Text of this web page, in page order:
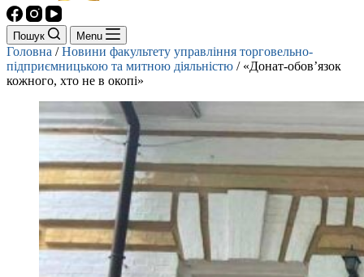
Пошук Menu
Головна /Новини факультету управління торговельно-
підприємницькою та митною діяльністю / «Донат-обов’язок
кожного, хто не в окопі»